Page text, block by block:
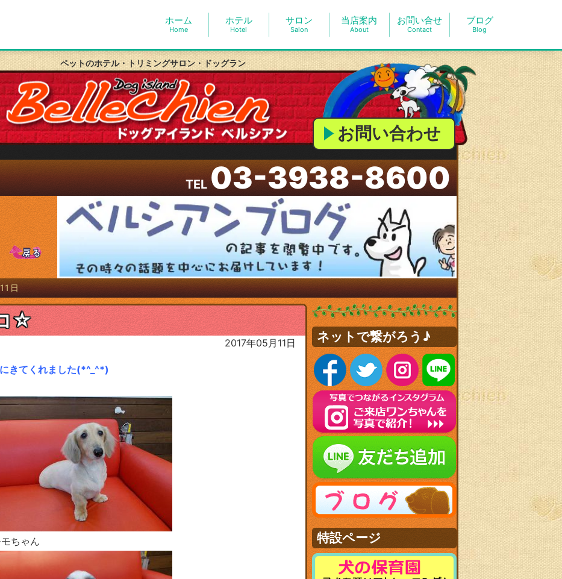
ホーム
Home
ホテル
Hotel
サロン
Salon
当店案内
About
お問い合せ
Contact
ブログ
Blog
ペットのホテル・トリミングサロン・ドッグラン
お問い合わせ
TEL 03-3938-8600
11日
☆
2017年05月11日
きてくれました(*^_^*)
ちゃん
ネットで繋がろう♪
特設ページ